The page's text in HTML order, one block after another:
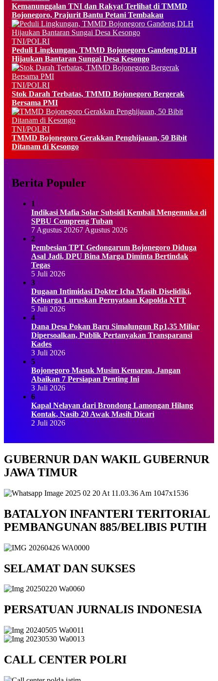
Kemanunggalan TNI dan Rakyat Terlihat di TMMD
Bojonegoro, Prajurit Bantu Petani Tembakau
TNI/POLRI
Peduli Lingkungan, TMMD Bojonegoro Gandeng DLH
Hijaukan Bantaran Sungai Desa Kesongo
TNI/POLRI
Stok Darah Terbatas, TMMD Bojonegoro Bergerak
Bersama PMI
TNI/POLRI
TMMD Bojonegoro Gerakkan Penghijauan, 50 Bibit
Ditanam di Kesongo
Berita Populer
1
Indikasi Mafia Solar Subsidi Kembali Mengemuka di
SPBU Compreng Tuban
7 Agustus 20267 Agustus 2026
2
Pembesian TPT Gedongarum Bojonegoro Diduga
Asal Jadi, DPU Bina Marga Diminta Bertindak
Tegas
5 Juli 2026
3
Dugaan Intimidasi Dokter Icha Masih Diselidiki,
Keluarga Luruskan Pernyataan Kapolda NTT
5 Juli 2026
4
Dana Desa Pokan Baru Simalungun Rp1,35 Miliar
Dipersoalkan, Publik Pertanyakan Transparansi
Kades
3 Juli 2026
5
Bojonegoro Masuk Musim Kemarau, Jangan
Abaikan 7 Persiapan Penting Ini
3 Juli 2026
6
Kapal Nelayan dari Brondong Lamongan Hilang
Kontak, Nasib 20 Awak Masih Dicari
2 Juli 2026
GUBERNUR DAN WAKIL GUBERNUR
JAWA TIMUR
BATALYON INFANTERI TERITORIAL
PEMBANGUNAN 885/BELIBIS PUTIH
SELAMAT DAN SUKSES
PERSATUAN JURNALIS INDONESIA
CALL CENTER POLRI